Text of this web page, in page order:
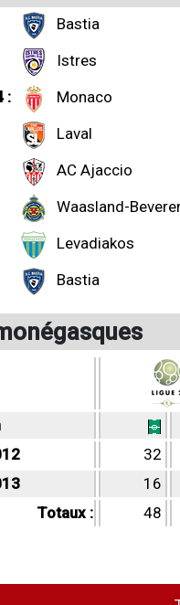
Bastia
Istres
:
Monaco
Laval
AC Ajaccio
Waasland-
Levadiakos
Bastia
32
16
Totaux :
48